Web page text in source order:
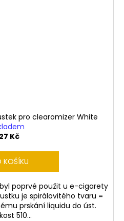
pro clearomizer White
27 Kč
KOŠÍKU
poprvé použit u e-cigarety
je spirálovitého tvaru =
prskání liquidu do úst.
510...